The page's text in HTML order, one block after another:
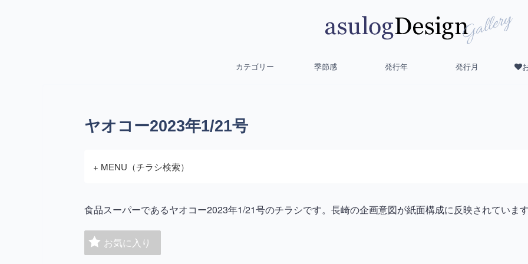
カテゴリー 季節感 発行年 発行月
ヤオコー2023年1/21号
+ MENU（チラシ検索）
食品スーパーであるヤオコー2023年1/21号のチラシです。長崎の企画意図が紙面構成に反映されています
お気に入り